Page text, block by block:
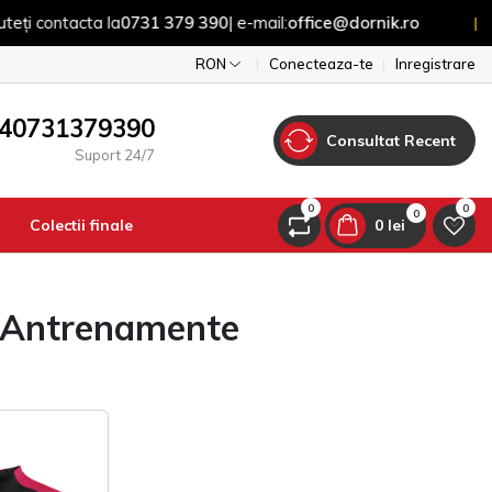
la0731 379 390| e-mail:office@dornik.ro
RON Conecteaza-te Inregistrare
Suport 24/7
Consultat Recent
Colectii finale
0 0
0 lei
0